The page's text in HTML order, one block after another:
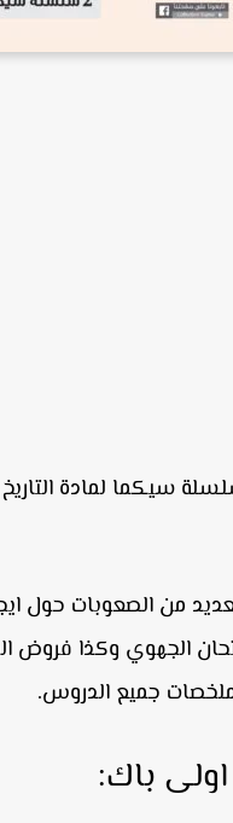
من الصعوبات حول
الجهوي وكذا
جميع الدروس.
اولى باك: